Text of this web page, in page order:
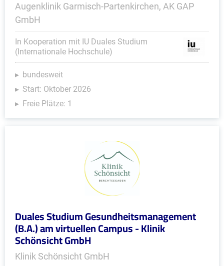
Augenklinik Garmisch-Partenkirchen, AK GAP
GmbH
In Kooperation mit IU Duales Studium
(Internationale Hochschule)
bundesweit
Start: Oktober 2026
Freie Plätze: 1
Duales Studium Gesundheitsmanagement
(B.A.) am virtuellen Campus - Klinik
Schönsicht GmbH
Klinik Schönsicht GmbH